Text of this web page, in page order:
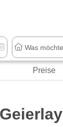
Preise